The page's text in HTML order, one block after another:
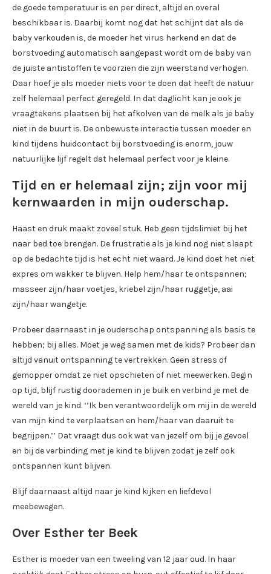
de goede temperatuur is en per direct, altijd en overal
beschikbaar is. Daarbij komt nog dat het schijnt dat als de
baby verkouden is, de moeder het virus herkend en dat de
borstvoeding automatisch aangepast wordt om de baby van
de juiste antistoffen te voorzien die zijn weerstand verhogen.
Daar hoef je als moeder niets voor te doen dat heeft de natuur
zelf helemaal perfect geregeld. In dat daglicht kan je ook je
vraagtekens plaatsen bij het afkolven van de melk als je baby
niet in de buurt is. De onbewuste interactie tussen moeder en
kind tijdens huidcontact bij borstvoeding is enorm, jouw
natuurlijke lijf regelt dat helemaal perfect voor je kleine.
Tijd en er helemaal zijn; zijn voor mij
kernwaarden in mijn ouderschap.
Haast en druk maakt zoveel stuk. Heb geen tijdslimiet bij het
naar bed toe brengen. De frustratie als je kind nog niet slaapt
op de bedachte tijd is het echt niet waard. Je kind doet het niet
expres om wakker te blijven. Help hem/haar te ontspannen;
masseer zijn/haar voetjes, kriebel zijn/haar ruggetje, aai
zijn/haar wangetje.
Probeer daarnaast in je ouderschap ontspanning als basis te
hebben; bij alles. Moet je weg samen met de kids? Probeer dan
altijd vanuit ontspanning te vertrekken. Geen stress of
gemopper omdat ze niet opschieten of niet meewerken. Begin
op tijd, blijf rustig doorademen in je buik en verbind je met de
wereld van je kind. ‘’Ik ben verantwoordelijk om mij in de wereld
van mijn kind te verplaatsen en hem/haar van daaruit te
begrijpen.’’ Dat vraagt dus ook wat van jezelf om bij je gevoel
en bij de verbinding met je kind te blijven zodat je zelf ook
ontspannen kunt blijven.
Blijf daarnaast altijd naar je kind kijken en liefdevol
meebewegen.
Over Esther ter Beek
Esther is moeder van een tweeling van 12 jaar oud. In haar